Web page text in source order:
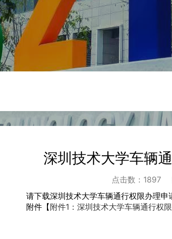
深圳技术大学车辆
点击数： 1897
请下载深圳技术大学车辆通行权限办理申
附件【附件1：深圳技术大学车辆通行权